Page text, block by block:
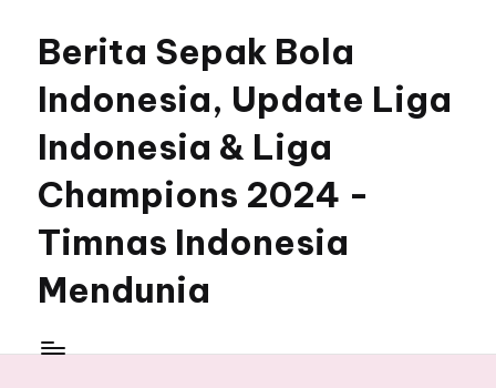
content
Berita Sepak Bola
Indonesia, Update Liga
Indonesia & Liga
Champions 2024 -
Timnas Indonesia
Mendunia